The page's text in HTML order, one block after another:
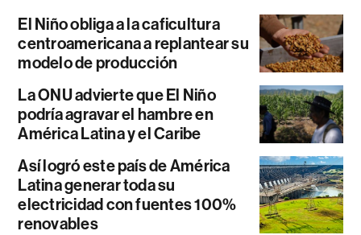
El Niño obliga a la caficultura
centroamericana a replantear su
modelo de producción
La ONU advierte que El Niño
podría agravar el hambre en
América Latina y el Caribe
Así logró este país de América
Latina generar toda su
electricidad con fuentes 100%
renovables